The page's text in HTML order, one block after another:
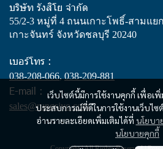
เว็บไซต์นี้มีการใช้งานคุกกี้ เพื่อเ
ประสบการณ์ที่ดีในการใช้งานเว็บไ
อ่านรายละเอียดเพิ่มเติมได้ที่ นโยบา
นโยบายคุกกี้
บริษัท รังสิโย จำกัด
55/2-3 หมู่ที่ 4 ถนนเกาะโพธิ์-สามแ
เกาะจันทร์ จังหวัดชลบุรี 20240
เบอร์โทร :
038-208-066, 038-209-881
E-mail :
sales@rungsiyo.com